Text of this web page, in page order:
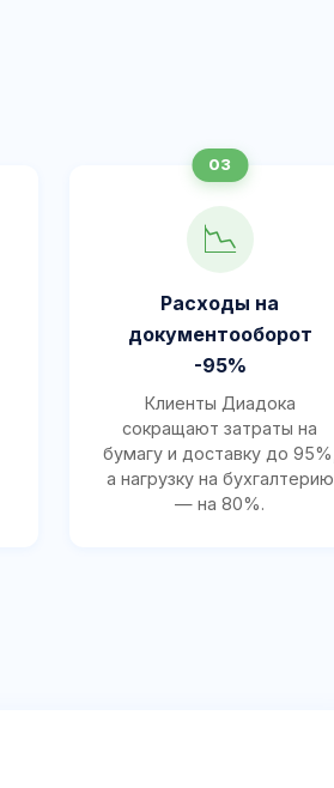
📉
Расходы на
документооборот
-95%
Клиенты Диадока
сокращают затраты на
бумагу и доставку до 95%,
а нагрузку на бухгалтерию
— на 80%.